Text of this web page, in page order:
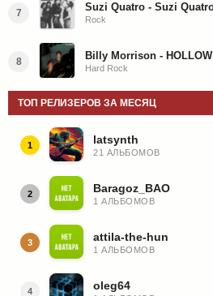
7
Rock
8 Billy Morrison - HOLLOW
Hard Rock
ТОП РЕЛИЗЕРОВ ЗА МЕСЯЦ
1 latsynth
21 АЛЬБОМОВ
2 Baragoz_BAO
1 АЛЬБОМОВ
3 attila-the-hun
1 АЛЬБОМОВ
4 oleg64